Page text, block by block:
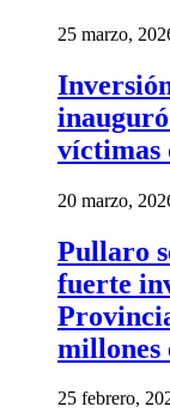
25 marzo,
víctimas
20 marzo,
Pullaro
fuerte
millones
25 febrero,